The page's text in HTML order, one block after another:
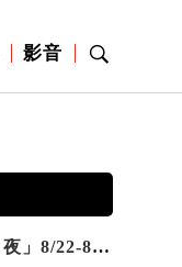
影音
「東北角外澳月夜」8/22-8/23浪漫登場 串聯五漁村、音樂、市集、火舞與慢旅共度夏夜